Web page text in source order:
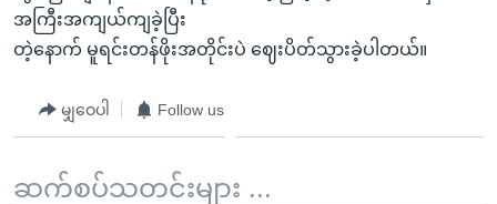
အကြီးအကျယ်ကျခဲ့ပြီး
တဲ့နောက် မူရင်းတန်ဖိုးအတိုင်းပဲ ဈေးပိတ်သွားခဲ့ပါတယ်။
မျှဝေပါ Follow us
ဆက်စပ်သတင်းများ ...